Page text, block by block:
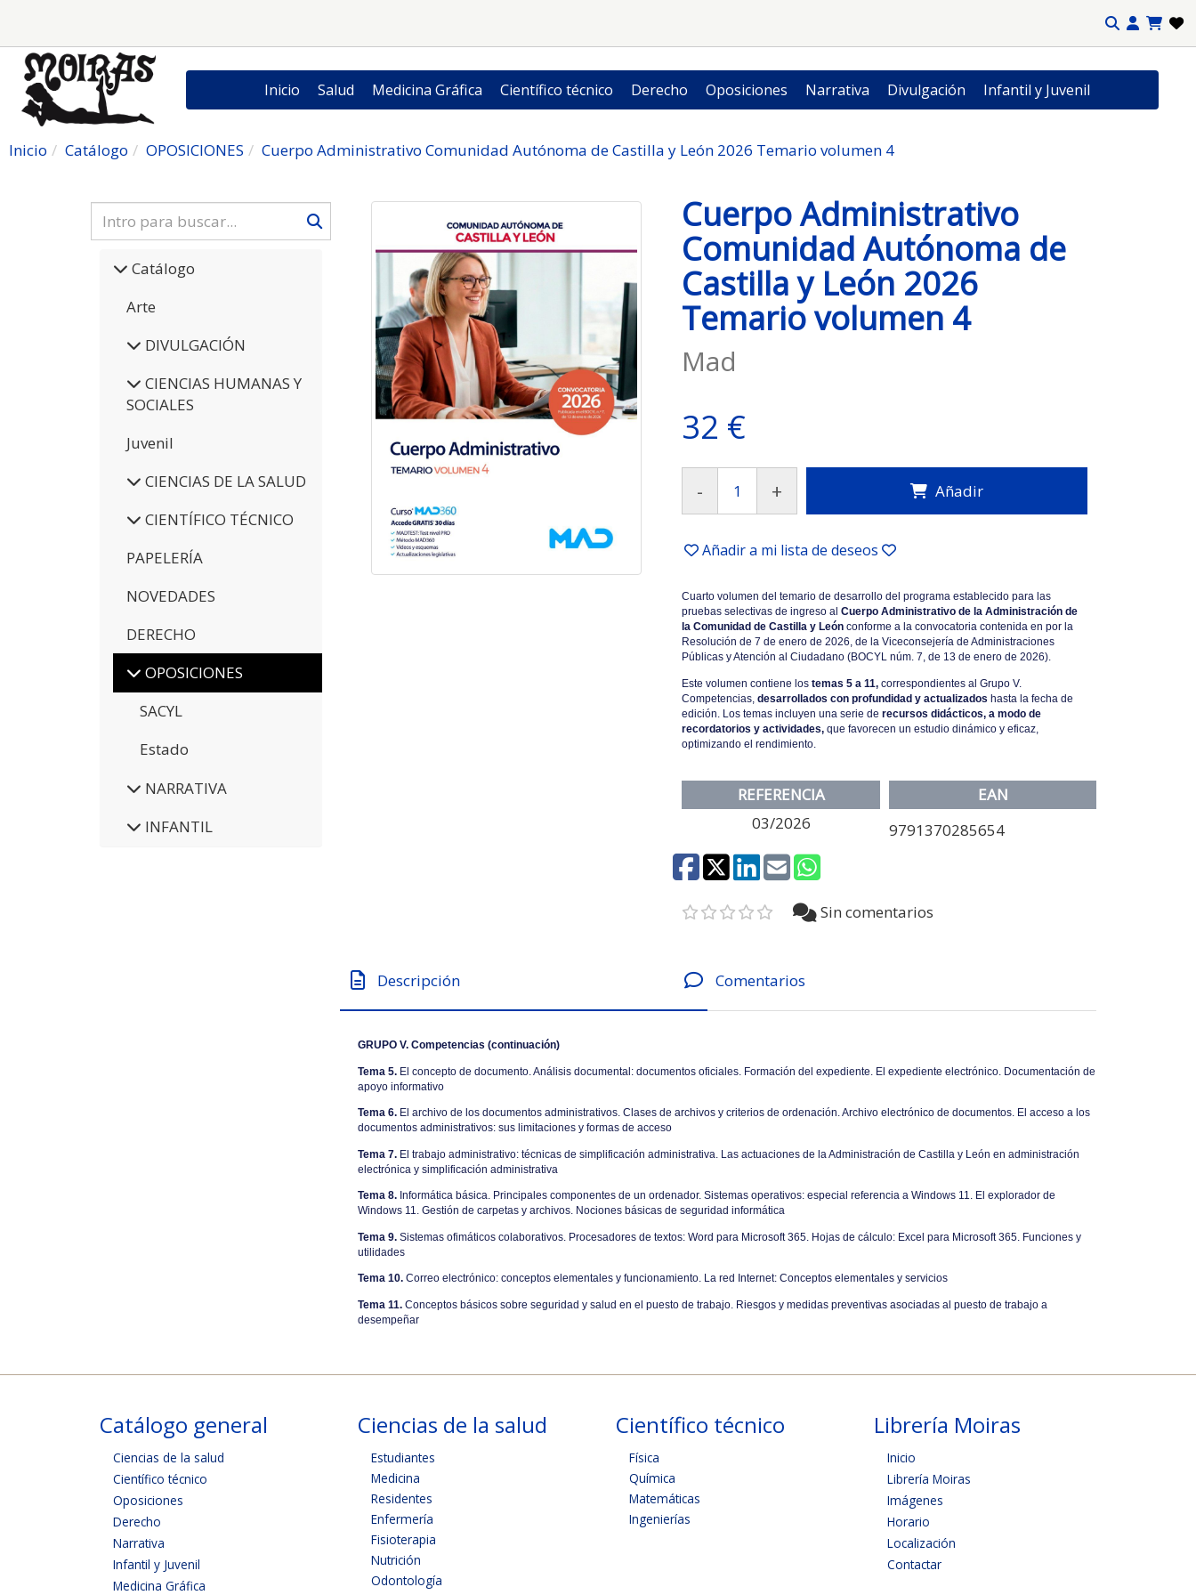
Inicio Salud Medicina Gráfica Científico técnico Derecho Oposiciones Narrativa Divulgación Infantil y Juvenil
Inicio Catálogo OPOSICIONES Cuerpo Administrativo Comunidad Autónoma de Castilla y León 2026 Temario volumen 4
Catálogo
Arte
DIVULGACIÓN
CIENCIAS HUMANAS Y
SOCIALES
Juvenil
CIENCIAS DE LA SALUD
CIENTÍFICO TÉCNICO
PAPELERÍA
NOVEDADES
DERECHO
OPOSICIONES
SACYL
Estado
NARRATIVA
INFANTIL
Cuerpo Administrativo
Comunidad Autónoma de
Castilla y León 2026
Temario volumen 4
Mad
32 €
- + Añadir
Añadir a mi lista de deseos
Cuarto volumen del temario de desarrollo del programa establecido para las
pruebas selectivas de ingreso al Cuerpo Administrativo de la Administración de
la Comunidad de Castilla y León conforme a la convocatoria contenida en por la
Resolución de 7 de enero de 2026, de la Viceconsejería de Administraciones
Públicas y Atención al Ciudadano (BOCYL núm. 7, de 13 de enero de 2026).
Este volumen contiene los temas 5 a 11, correspondientes al Grupo V.
Competencias, desarrollados con profundidad y actualizados hasta la fecha de
edición. Los temas incluyen una serie de recursos didácticos, a modo de
recordatorios y actividades, que favorecen un estudio dinámico y eficaz,
optimizando el rendimiento.
REFERENCIA
03/2026
EAN
9791370285654
Sin comentarios
Descripción Comentarios
GRUPO V. Competencias (continuación)
Tema 5. El concepto de documento. Análisis documental: documentos oficiales. Formación del expediente. El expediente electrónico. Documentación de
apoyo informativo
Tema 6. El archivo de los documentos administrativos. Clases de archivos y criterios de ordenación. Archivo electrónico de documentos. El acceso a los
documentos administrativos: sus limitaciones y formas de acceso
Tema 7. El trabajo administrativo: técnicas de simplificación administrativa. Las actuaciones de la Administración de Castilla y León en administración
electrónica y simplificación administrativa
Tema 8. Informática básica. Principales componentes de un ordenador. Sistemas operativos: especial referencia a Windows 11. El explorador de
Windows 11. Gestión de carpetas y archivos. Nociones básicas de seguridad informática
Tema 9. Sistemas ofimáticos colaborativos. Procesadores de textos: Word para Microsoft 365. Hojas de cálculo: Excel para Microsoft 365. Funciones y
utilidades
Tema 10. Correo electrónico: conceptos elementales y funcionamiento. La red Internet: Conceptos elementales y servicios
Tema 11. Conceptos básicos sobre seguridad y salud en el puesto de trabajo. Riesgos y medidas preventivas asociadas al puesto de trabajo a
desempeñar
Catálogo general
Ciencias de la salud
Científico técnico
Oposiciones
Derecho
Narrativa
Infantil y Juvenil
Medicina Gráfica
Ciencias de la salud
Estudiantes
Medicina
Residentes
Enfermería
Fisioterapia
Nutrición
Odontología
Científico técnico
Física
Química
Matemáticas
Ingenierías
Librería Moiras
Inicio
Librería Moiras
Imágenes
Horario
Localización
Contactar